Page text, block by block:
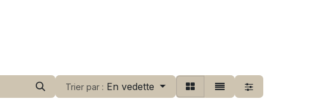
Trier par : En vedette